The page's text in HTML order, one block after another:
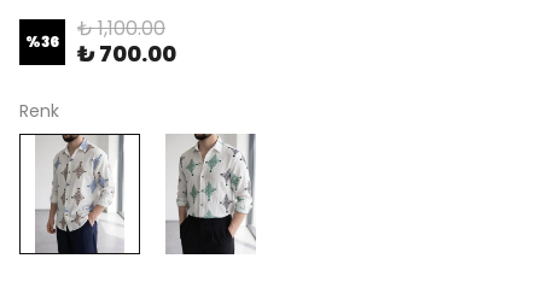
%36 ₺ 1,100.00
₺ 700.00
Renk